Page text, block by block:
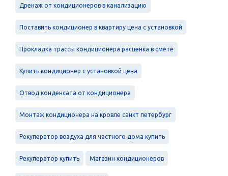
Дренаж от кондиционеров в канализацию
Поставить кондиционер в квартиру цена с установкой
Прокладка трассы кондиционера расценка в смете
Купить кондиционер с установкой цена
Отвод конденсата от кондиционера
Монтаж кондиционера на кровле санкт петербург
Рекуператор воздуха для частного дома купить
Рекуператор купить Магазин кондиционеров